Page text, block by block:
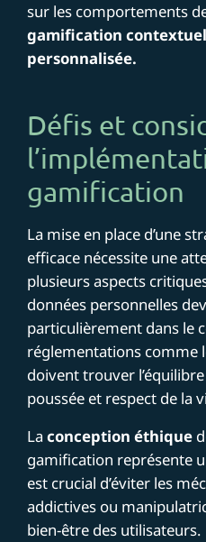
sur les comportements
gamification
personnalisée.
Défis et
gamification
La mise en place d’une
efficace nécessite une
plusieurs aspects
données personnelles
particulièrement dans le
réglementations comme
doivent trouver
poussée et respect de la
Laconception éthique
gamification représente
est crucial d’éviter les
addictives ou
bien-être des